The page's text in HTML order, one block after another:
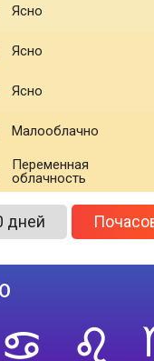
Ясно
Ясно
Ясно
Малооблачно
Переменная
облачность
дней